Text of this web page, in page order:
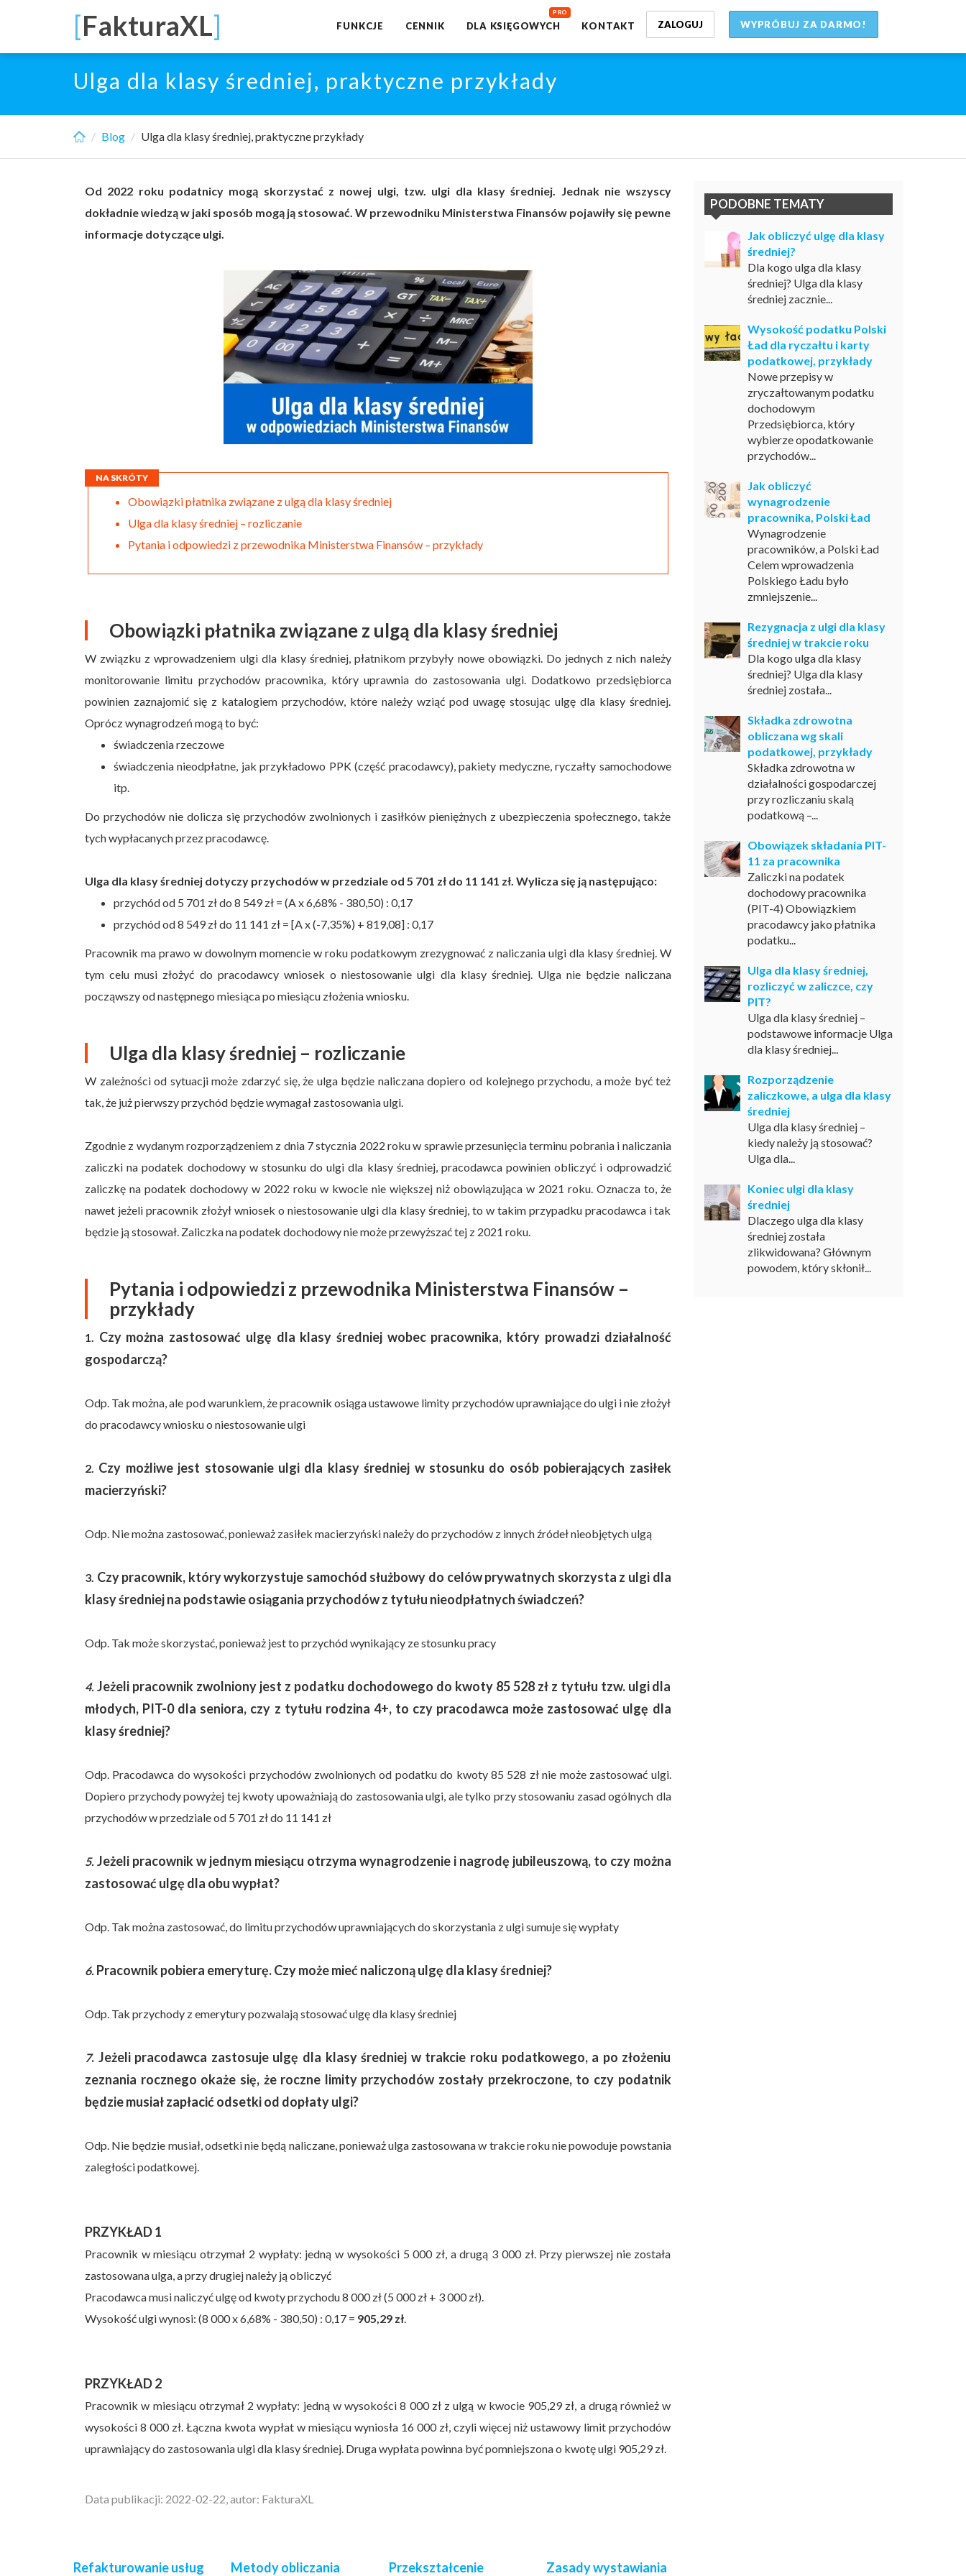
main
[FakturaXL] WYPRÓBUJ ZA DARMO!
ZALOGUJ
FUNKCJE CENNIK DLA KSIĘGOWYCH KONTAKT
Ulga dla klasy średniej, praktyczne przykłady
Blog Ulga dla klasy średniej, praktyczne przykłady
Od 2022 roku podatnicy mogą skorzystać z nowej ulgi, tzw. ulgi dla klasy średniej. Jednak nie wszyscy
dokładnie wiedzą w jaki sposób mogą ją stosować. W przewodniku Ministerstwa Finansów pojawiły się pewne
informacje dotyczące ulgi.
NA SKRÓTY
Obowiązki płatnika związane z ulgą dla klasy średniej
Ulga dla klasy średniej – rozliczanie
Pytania i odpowiedzi z przewodnika Ministerstwa Finansów – przykłady
Obowiązki płatnika związane z ulgą dla klasy średniej
W związku z wprowadzeniem ulgi dla klasy średniej, płatnikom przybyły nowe obowiązki. Do jednych z nich należy
monitorowanie limitu przychodów pracownika, który uprawnia do zastosowania ulgi. Dodatkowo przedsiębiorca
powinien zaznajomić się z katalogiem przychodów, które należy wziąć pod uwagę stosując ulgę dla klasy średniej.
Oprócz wynagrodzeń mogą to być:
świadczenia rzeczowe
świadczenia nieodpłatne, jak przykładowo PPK (część pracodawcy), pakiety medyczne, ryczałty samochodowe
itp.
Do przychodów nie dolicza się przychodów zwolnionych i zasiłków pieniężnych z ubezpieczenia społecznego, także
tych wypłacanych przez pracodawcę.
Ulga dla klasy średniej dotyczy przychodów w przedziale od 5 701 zł do 11 141 zł. Wylicza się ją następująco:
przychód od 5 701 zł do 8 549 zł = (A x 6,68% - 380,50) : 0,17
przychód od 8 549 zł do 11 141 zł = [A x (-7,35%) + 819,08] : 0,17
Pracownik ma prawo w dowolnym momencie w roku podatkowym zrezygnować z naliczania ulgi dla klasy średniej. W
tym celu musi złożyć do pracodawcy wniosek o niestosowanie ulgi dla klasy średniej. Ulga nie będzie naliczana
począwszy od następnego miesiąca po miesiącu złożenia wniosku.
Ulga dla klasy średniej – rozliczanie
W zależności od sytuacji może zdarzyć się, że ulga będzie naliczana dopiero od kolejnego przychodu, a może być też
tak, że już pierwszy przychód będzie wymagał zastosowania ulgi.
Zgodnie z wydanym rozporządzeniem z dnia 7 stycznia 2022 roku w sprawie przesunięcia terminu pobrania i naliczania
zaliczki na podatek dochodowy w stosunku do ulgi dla klasy średniej, pracodawca powinien obliczyć i odprowadzić
zaliczkę na podatek dochodowy w 2022 roku w kwocie nie większej niż obowiązująca w 2021 roku. Oznacza to, że
nawet jeżeli pracownik złożył wniosek o niestosowanie ulgi dla klasy średniej, to w takim przypadku pracodawca i tak
będzie ją stosował. Zaliczka na podatek dochodowy nie może przewyższać tej z 2021 roku.
Pytania i odpowiedzi z przewodnika Ministerstwa Finansów –
przykłady
1. Czy można zastosować ulgę dla klasy średniej wobec pracownika, który prowadzi działalność
gospodarczą?
Odp. Tak można, ale pod warunkiem, że pracownik osiąga ustawowe limity przychodów uprawniające do ulgi i nie złożył
do pracodawcy wniosku o niestosowanie ulgi
2. Czy możliwe jest stosowanie ulgi dla klasy średniej w stosunku do osób pobierających zasiłek
macierzyński?
Odp. Nie można zastosować, ponieważ zasiłek macierzyński należy do przychodów z innych źródeł nieobjętych ulgą
3. Czy pracownik, który wykorzystuje samochód służbowy do celów prywatnych skorzysta z ulgi dla
klasy średniej na podstawie osiągania przychodów z tytułu nieodpłatnych świadczeń?
Odp. Tak może skorzystać, ponieważ jest to przychód wynikający ze stosunku pracy
4. Jeżeli pracownik zwolniony jest z podatku dochodowego do kwoty 85 528 zł z tytułu tzw. ulgi dla
młodych, PIT-0 dla seniora, czy z tytułu rodzina 4+, to czy pracodawca może zastosować ulgę dla
klasy średniej?
Odp. Pracodawca do wysokości przychodów zwolnionych od podatku do kwoty 85 528 zł nie może zastosować ulgi.
Dopiero przychody powyżej tej kwoty upoważniają do zastosowania ulgi, ale tylko przy stosowaniu zasad ogólnych dla
przychodów w przedziale od 5 701 zł do 11 141 zł
5. Jeżeli pracownik w jednym miesiącu otrzyma wynagrodzenie i nagrodę jubileuszową, to czy można
zastosować ulgę dla obu wypłat?
Odp. Tak można zastosować, do limitu przychodów uprawniających do skorzystania z ulgi sumuje się wypłaty
6. Pracownik pobiera emeryturę. Czy może mieć naliczoną ulgę dla klasy średniej?
Odp. Tak przychody z emerytury pozwalają stosować ulgę dla klasy średniej
7. Jeżeli pracodawca zastosuje ulgę dla klasy średniej w trakcie roku podatkowego, a po złożeniu
zeznania rocznego okaże się, że roczne limity przychodów zostały przekroczone, to czy podatnik
będzie musiał zapłacić odsetki od dopłaty ulgi?
Odp. Nie będzie musiał, odsetki nie będą naliczane, ponieważ ulga zastosowana w trakcie roku nie powoduje powstania
zaległości podatkowej.
PRZYKŁAD 1
Pracownik w miesiącu otrzymał 2 wypłaty: jedną w wysokości 5 000 zł, a drugą 3 000 zł. Przy pierwszej nie została
zastosowana ulga, a przy drugiej należy ją obliczyć
Pracodawca musi naliczyć ulgę od kwoty przychodu 8 000 zł (5 000 zł + 3 000 zł).
Wysokość ulgi wynosi: (8 000 x 6,68% - 380,50) : 0,17 = 905,29 zł.
PRZYKŁAD 2
Pracownik w miesiącu otrzymał 2 wypłaty: jedną w wysokości 8 000 zł z ulgą w kwocie 905,29 zł, a drugą również w
wysokości 8 000 zł. Łączna kwota wypłat w miesiącu wyniosła 16 000 zł, czyli więcej niż ustawowy limit przychodów
uprawniający do zastosowania ulgi dla klasy średniej. Druga wypłata powinna być pomniejszona o kwotę ulgi 905,29 zł.
Data publikacji: 2022-02-22, autor: FakturaXL
Refakturowanie usług
Metody obliczania
Przekształcenie
Zasady wystawiania
PODOBNE TEMATY
Jak obliczyć ulgę dla klasy
średniej?
Dla kogo ulga dla klasy
średniej? Ulga dla klasy
średniej zacznie...
Wysokość podatku Polski
Ład dla ryczałtu i karty
podatkowej, przykłady
Nowe przepisy w
zryczałtowanym podatku
dochodowym
Przedsiębiorca, który
wybierze opodatkowanie
przychodów...
Jak obliczyć
wynagrodzenie
pracownika, Polski Ład
Wynagrodzenie
pracowników, a Polski Ład
Celem wprowadzenia
Polskiego Ładu było
zmniejszenie...
Rezygnacja z ulgi dla klasy
średniej w trakcie roku
Dla kogo ulga dla klasy
średniej? Ulga dla klasy
średniej została...
Składka zdrowotna
obliczana wg skali
podatkowej, przykłady
Składka zdrowotna w
działalności gospodarczej
przy rozliczaniu skalą
podatkową –...
Obowiązek składania PIT-
11 za pracownika
Zaliczki na podatek
dochodowy pracownika
(PIT-4) Obowiązkiem
pracodawcy jako płatnika
podatku...
Ulga dla klasy średniej,
rozliczyć w zaliczce, czy
PIT?
Ulga dla klasy średniej –
podstawowe informacje Ulga
dla klasy średniej...
Rozporządzenie
zaliczkowe, a ulga dla klasy
średniej
Ulga dla klasy średniej –
kiedy należy ją stosować?
Ulga dla...
Koniec ulgi dla klasy
średniej
Dlaczego ulga dla klasy
średniej została
zlikwidowana? Głównym
powodem, który skłonił...